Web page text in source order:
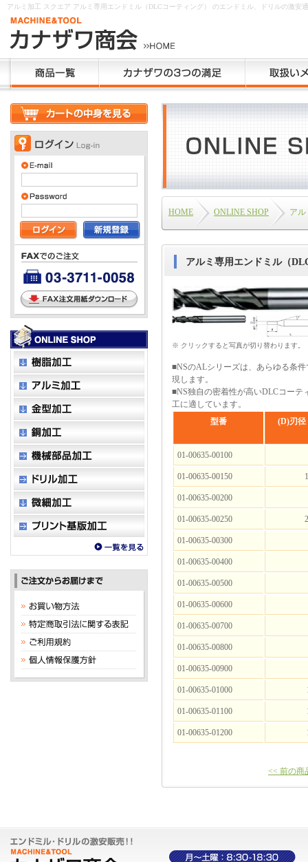
アルミ加工 スクエア アルミ専用エンドミル（DLCコーティング） のエンドミル、ドリルの激安
HOME ONLINE SHOP アル
アルミ専用エンドミル（
※ クリックすると写真が切り替わります。
■NSのALシリーズは、あらゆる条
現します。
■NS独自の密着性が高いDLCコーテ
工に適しています。
型番
(D)刃径
01-00635-00100
01-00635-00150
01-00635-00200
01-00635-00250
01-00635-00300
01-00635-00400
01-00635-00500
01-00635-00600
01-00635-00700
01-00635-00800
01-00635-00900
01-00635-01000
01-00635-01100
01-00635-01200
<< 前の商